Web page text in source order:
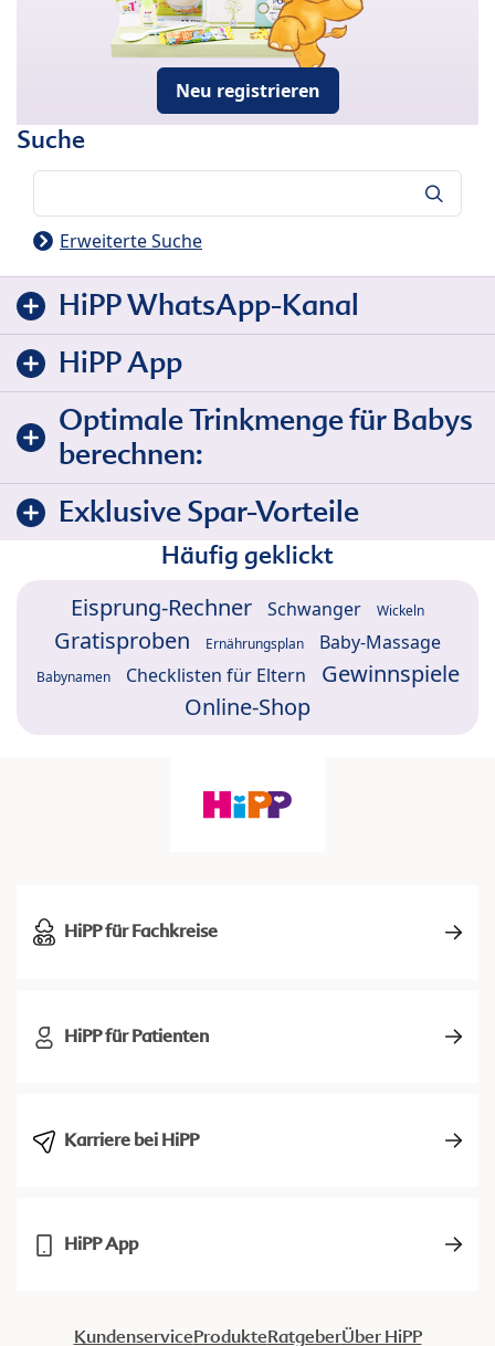
Neu registrieren
Suche
Erweiterte Suche
HiPP WhatsApp-Kanal
HiPP App
Optimale Trinkmenge für Babys
berechnen:
Exklusive Spar-Vorteile
Häufig geklickt
Eisprung-Rechner Schwanger Wickeln
Gratisproben Ernährungsplan Baby-Massage
Babynamen Checklisten für Eltern
Gewinnspiele
Online-Shop
HiPP für Fachkreise
HiPP für Patienten
Karriere bei HiPP
HiPP App
KundenserviceProdukteRatgeberÜber HiPP